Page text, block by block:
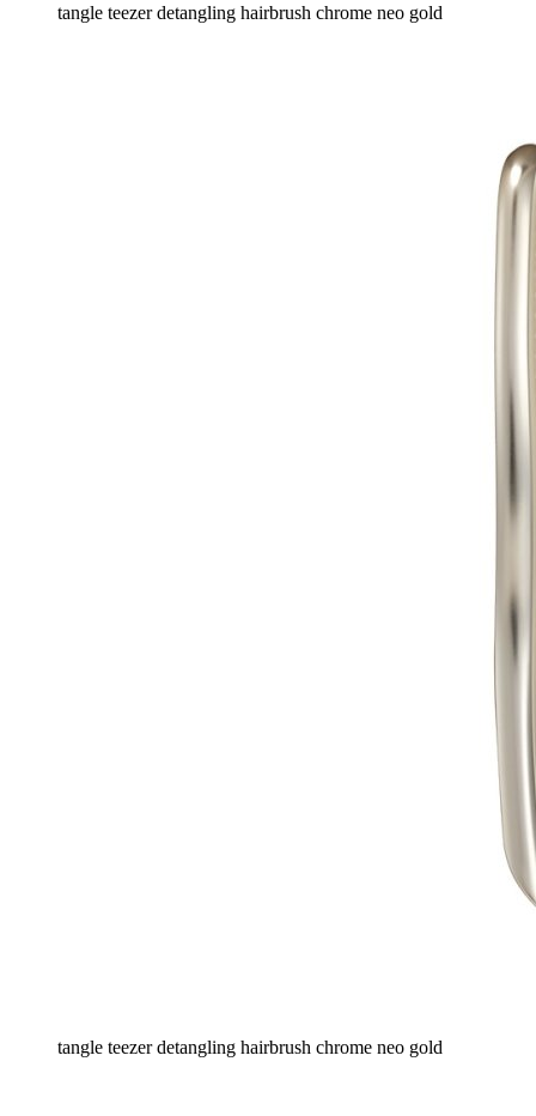
tangle teezer detangling hairbrush chrome neo gold
tangle teezer detangling hairbrush chrome neo gold